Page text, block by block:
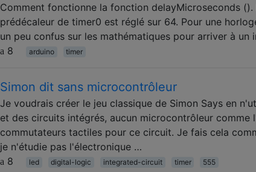
Comment fonctionne la fonction delayMicroseconds
prédécaleur de timer0 est réglé sur 64. Pour une
un peu confus sur les mathématiques pour arriver à un
8
arduino timer
Simon dit sans microcontrôleur
Je voudrais créer le jeu classique de Simon Says en
et des circuits intégrés, aucun microcontrôleur comme
commutateurs tactiles pour ce circuit. Je fais cela
je n'étudie pas l'électronique …
8
led digital-logic integrated-circuit timer 555